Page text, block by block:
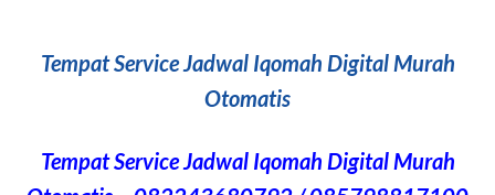
Tempat Service Jadwal Iqomah Digital Murah
Otomatis
Tempat Service Jadwal Iqomah Digital Murah